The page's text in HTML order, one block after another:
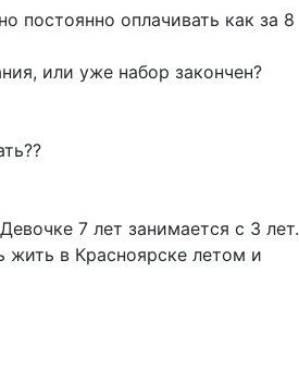
постоянно оплачивать как за 8
или уже набор закончен?
7 лет занимается с 3 лет.
в Красноярске летом и